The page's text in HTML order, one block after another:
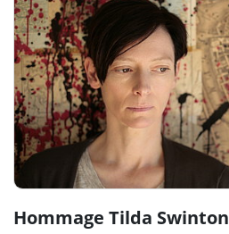
Hommage Tilda Swinton